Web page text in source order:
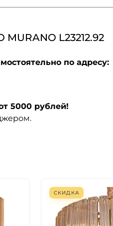
L23212.92
по адресу:
5000 рублей!
СКИДКА